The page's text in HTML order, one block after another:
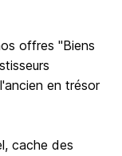
offres "Biens
en trésor
cache des